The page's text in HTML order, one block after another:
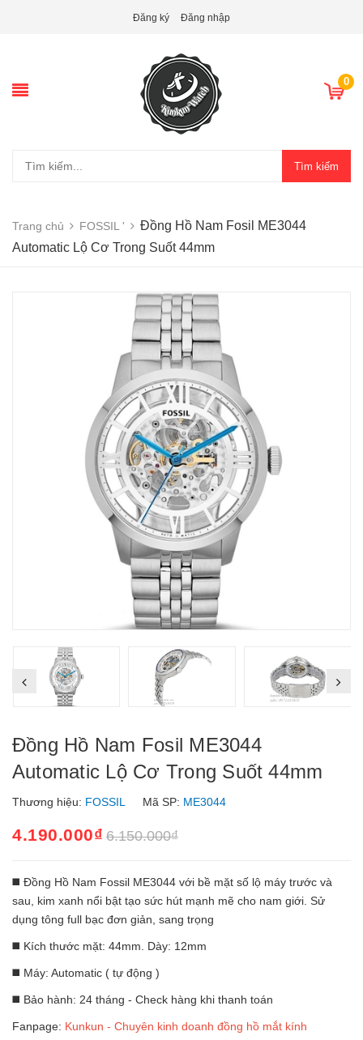
Đăng ký Đăng nhập
0
Tìm kiếm
Trang chủ FOSSIL '
Đồng Hồ Nam Fosil ME3044
Automatic Lộ Cơ Trong Suốt 44mm
Đồng Hồ Nam Fosil ME3044
Automatic Lộ Cơ Trong Suốt 44mm
Thương hiệu: FOSSIL Mã SP: ME3044
4.190.000₫ 6.150.000₫
◼️ Đồng Hồ Nam Fossil ME3044 với bề mặt số lộ máy trước và
sau, kim xanh nổi bật tạo sức hút mạnh mẽ cho nam giới. Sử
dụng tông full bạc đơn giản, sang trọng
◼️ Kích thước mặt: 44mm. Dày: 12mm
◼️ Máy: Automatic ( tự động )
◼️ Bảo hành: 24 tháng - Check hàng khi thanh toán
Fanpage: Kunkun - Chuyên kinh doanh đồng hồ mắt kính